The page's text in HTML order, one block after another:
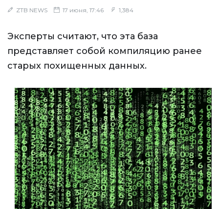
ZTB NEWS 17 июня, 17:46 1,384
Эксперты считают, что эта база
представляет собой компиляцию ранее
старых похищенных данных.